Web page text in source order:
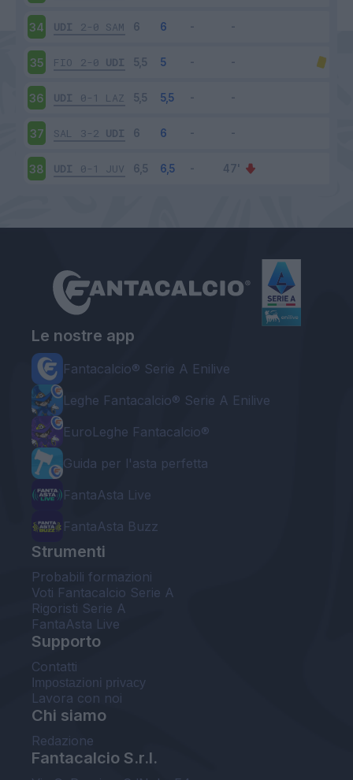
34 UDI 2-0 SAM
35 FIO 2-0 UDI
36 UDI 0-1 LAZ
37 SAL 3-2 UDI
38 UDI 0-1 JUV
Le nostre app
Fantacalcio® Serie A Enilive
Leghe Fantacalcio® Serie A Enilive
EuroLeghe Fantacalcio®
Guida per l'asta perfetta
FantaAsta Live
FantaAsta Buzz
Strumenti
Probabili formazioni
Voti Fantacalcio Serie A
Rigoristi Serie A
FantaAsta Live
Supporto
Contatti
Impostazioni privacy
Lavora con noi
Chi siamo
Redazione
Fantacalcio S.r.l.